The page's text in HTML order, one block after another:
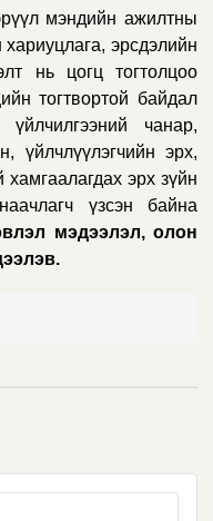
мэндийн ажилтны
эрсдэлийн
нь цогц тогтолцоо
тогтвортой байдал
чанар,
үйлчлүүлэгчийн эрх,
эрх зүйн
үзсэн байна
мэдээлэл, олон